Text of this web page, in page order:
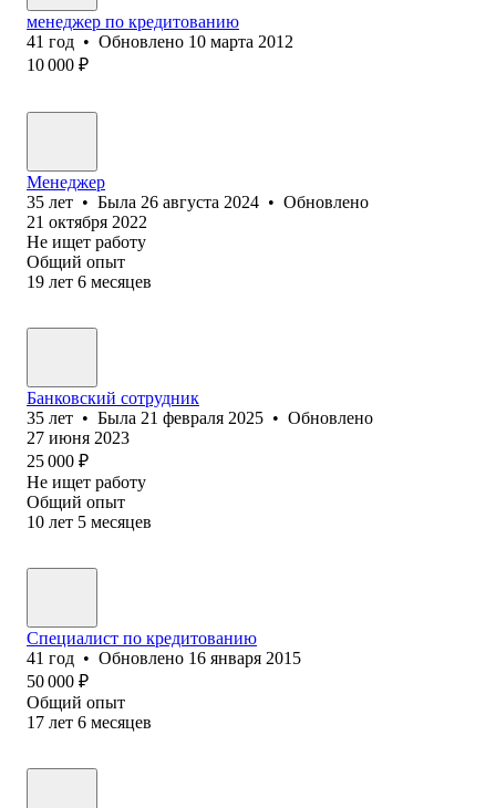
менеджер по кредитованию
41 год • Обновлено 10 марта 2012
10 000 ₽
Менеджер
35 лет • Была 26 августа 2024 • Обновлено
21 октября 2022
Не ищет работу
Общий опыт
19 лет 6 месяцев
Банковский сотрудник
35 лет • Была 21 февраля 2025 • Обновлено
27 июня 2023
25 000 ₽
Не ищет работу
Общий опыт
10 лет 5 месяцев
Специалист по кредитованию
41 год • Обновлено 16 января 2015
50 000 ₽
Общий опыт
17 лет 6 месяцев